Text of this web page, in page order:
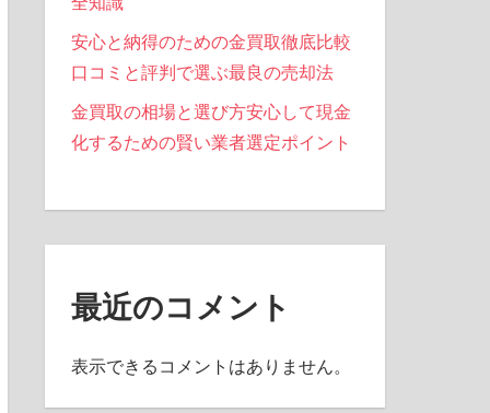
安心と納得のための金買取徹底比較
口コミと評判で選ぶ最良の売却法
金買取の相場と選び方安心して現金
化するための賢い業者選定ポイント
最近のコメント
表示できるコメントはありません。